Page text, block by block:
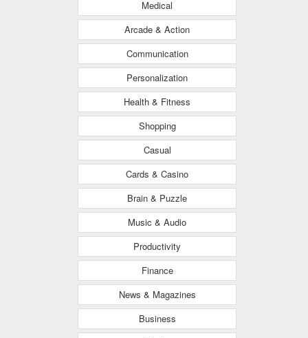
Medical
Arcade & Action
Communication
Personalization
Health & Fitness
Shopping
Casual
Cards & Casino
Brain & Puzzle
Music & Audio
Productivity
Finance
News & Magazines
Business